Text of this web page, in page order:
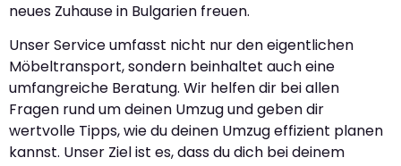
neues Zuhause in Bulgarien freuen.
Unser Service umfasst nicht nur den eigentlichen
Möbeltransport, sondern beinhaltet auch eine
umfangreiche Beratung. Wir helfen dir bei allen
Fragen rund um deinen Umzug und geben dir
wertvolle Tipps, wie du deinen Umzug effizient planen
kannst. Unser Ziel ist es, dass du dich bei deinem